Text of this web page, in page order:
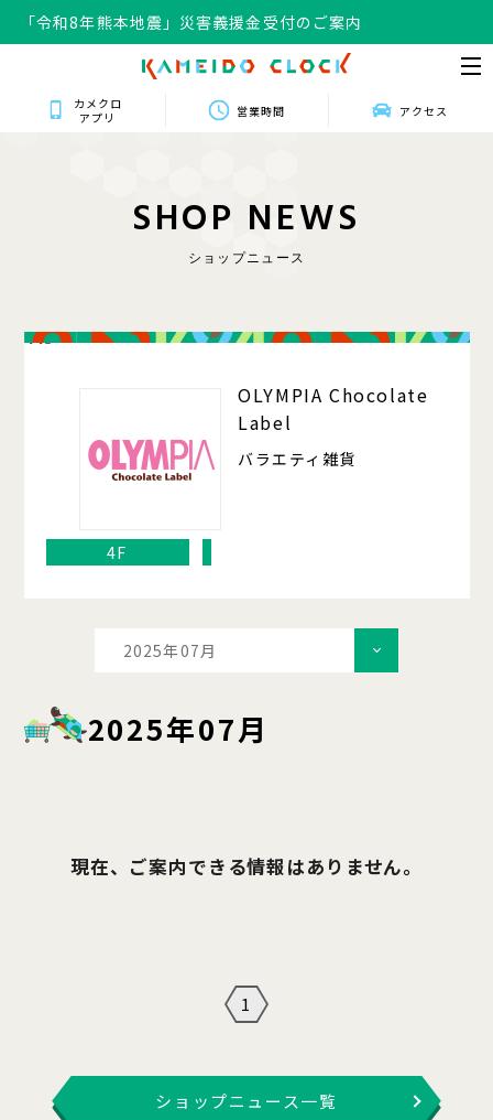
「令和8年熊本地震」災害義援金受付のご案内
カメクロ
アプリ
営業時間 アクセス
SHOP NEWS
ショップニュース
413
OLYMPIA Chocolate
Label
バラエティ雑貨
4F
2025年07月
2025年07月
現在、ご案内できる情報はありません。
1
ショップニュース一覧